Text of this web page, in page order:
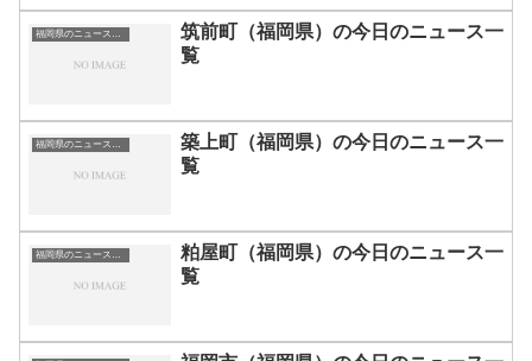
福岡県のニュース一覧
筑前町（福岡県）の今日のニュース一
覧
福岡県のニュース一覧
築上町（福岡県）の今日のニュース一
覧
福岡県のニュース一覧
粕屋町（福岡県）の今日のニュース一
覧